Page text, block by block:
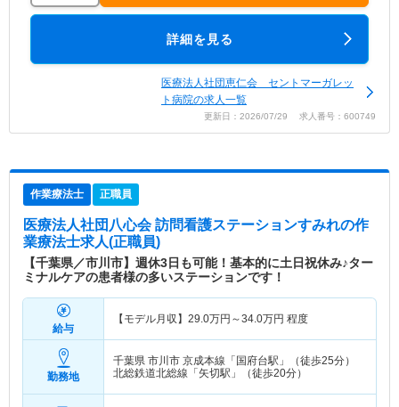
詳細を見る
医療法人社団恵仁会 セントマーガレッ
ト病院の求人一覧
更新日：2026/07/29 求人番号：600749
作業療法士 正職員
医療法人社団八心会 訪問看護ステーションすみれの作
業療法士求人(正職員)
【千葉県／市川市】週休3日も可能！基本的に土日祝休み♪ター
ミナルケアの患者様の多いステーションです！
給与
【モデル月収】 29.0万円～34.0万円 程度
勤務地
千葉県 市川市 京成本線「国府台駅」（徒歩25分）
北総鉄道北総線「矢切駅」（徒歩20分）